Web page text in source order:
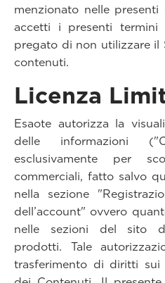
menzionato nelle
accetti i presenti
pregato di non utilizzare il
contenuti.
Licenza
Esaote autorizza la
delle informazioni
esclusivamente per
commerciali, fatto salvo
nella sezione
dell’account" ovvero
nelle sezioni del sito
prodotti. Tale
trasferimento di diritti